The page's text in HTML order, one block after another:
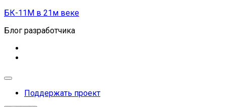
Перейти
содержанию
БК-11М в 21м веке
Блог разработчика
Развернуть
Поддержать проект